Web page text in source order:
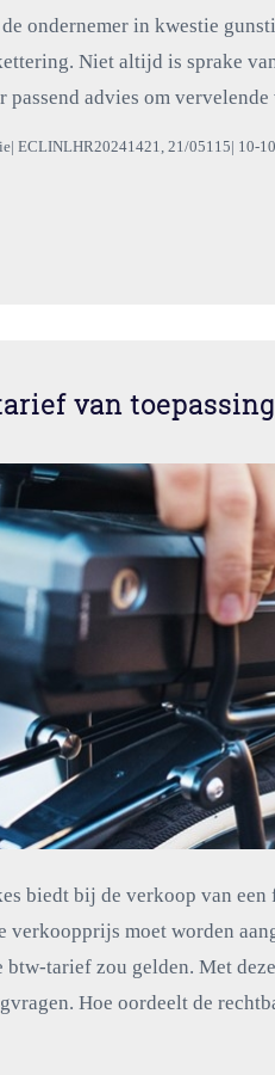
ondernemer in kwestie
Niet altijd is sprake
passend advies om
ECLINLHR20241421, 21/05115| 10-
van
biedt bij de verkoop van
verkoopprijs moet worden
btw-tarief zou gelden. Met
Hoe oordeelt de